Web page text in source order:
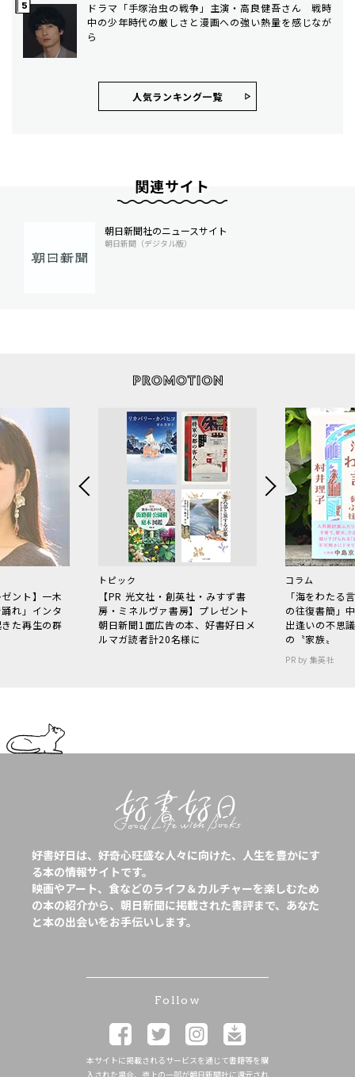
ドラマ「手塚治虫の戦争」主演・高良健吾さん 戦時
中の少年時代の厳しさと漫画への強い熱量を感じなが
ら
人気ランキング⼀覧
関連サイト
朝日新聞社のニュースサイト
朝日新聞（デジタル版）
ント】一木
れ」インタ
た再生の群
トピック
【PR 光文社・創英社・みすず書
房・ミネルヴァ書房】プレゼント
朝日新聞1面広告の本、好書好日メ
ルマガ読者計20名様に
コラム
「海をわた
の往復書簡」
出逢いの不思
の〝家族〟
PR by 集英社
好書好日は、好奇心旺盛な人々に向けた、人生を豊かにす
る本の情報サイトです。
映画やアート、食などのライフ＆カルチャーを楽しむため
の本の紹介から、朝日新聞に掲載された書評まで、あなた
と本の出会いをお手伝いします。
Follow
本サイトに掲載されるサービスを通じて書籍等を購
入された場合、売上の一部が朝日新聞社に還元され